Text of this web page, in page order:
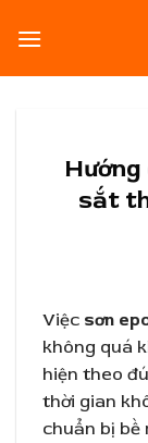
Hướng
sắt
Việc sơn
không quá
hiện theo
thời gian
chuẩn bị bề